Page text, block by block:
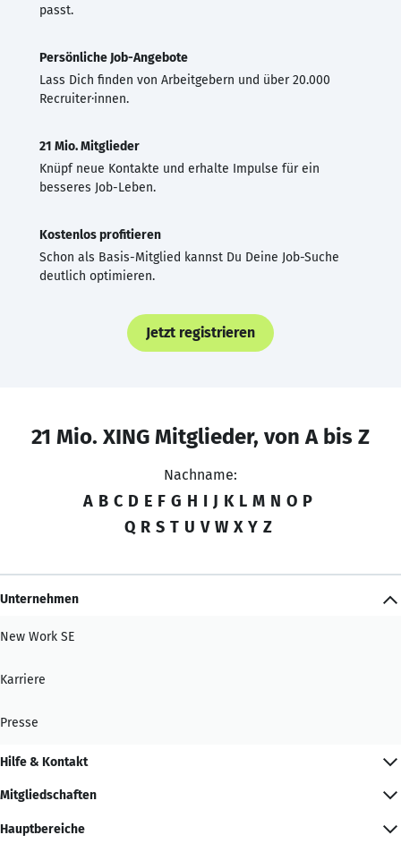
passt.
Persönliche Job-Angebote
Lass Dich finden von Arbeitgebern und über 20.000
Recruiter·innen.
21 Mio. Mitglieder
Knüpf neue Kontakte und erhalte Impulse für ein
besseres Job-Leben.
Kostenlos profitieren
Schon als Basis-Mitglied kannst Du Deine Job-Suche
deutlich optimieren.
Jetzt registrieren
21 Mio. XING Mitglieder, von A bis Z
Nachname:
A B C D E F G H I J K L M N O P
Q R S T U V W X Y Z
Unternehmen
New Work SE
Karriere
Presse
Hilfe & Kontakt
Mitgliedschaften
Hauptbereiche